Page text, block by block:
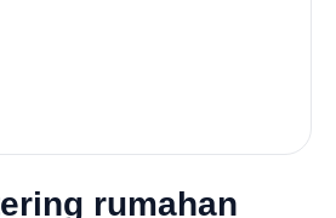
rumahan